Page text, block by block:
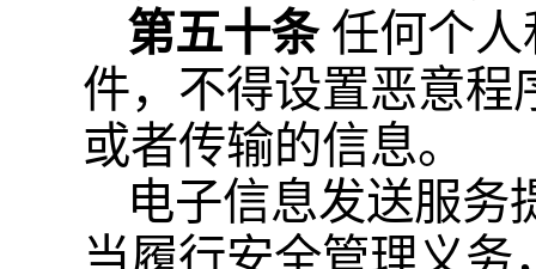
第五十条 任何个
件，不得设置恶意程
或者传输的信息。
电子信息发送服务